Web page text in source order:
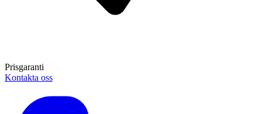
Prisgaranti
Kontakta oss